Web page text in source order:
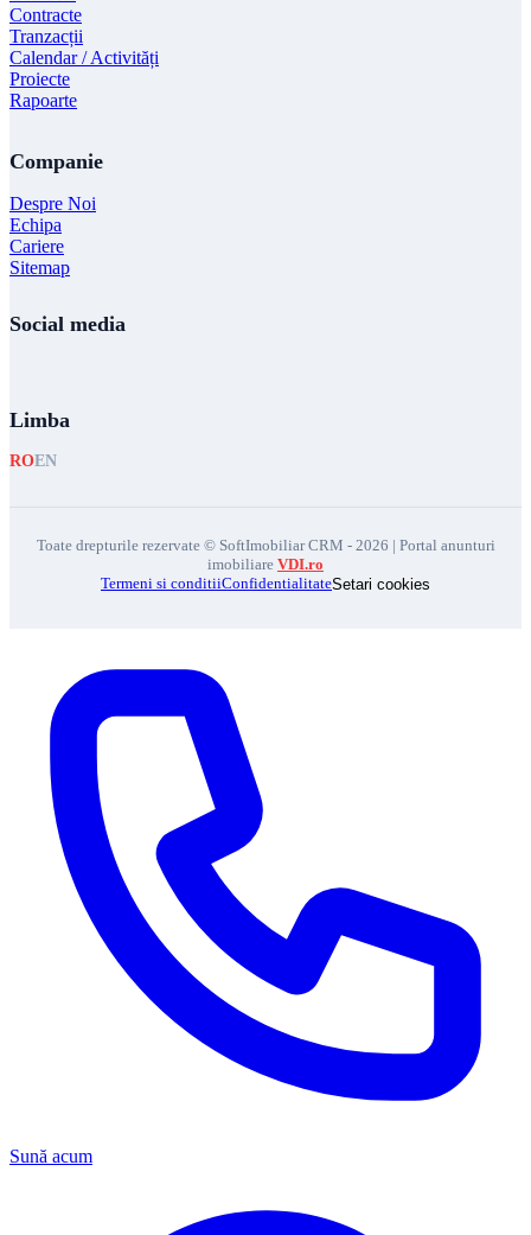
Contracte
Tranzacții
Calendar / Activități
Proiecte
Rapoarte
Companie
Despre Noi
Echipa
Cariere
Sitemap
Social media
Limba
ROEN
Toate drepturile rezervate © SoftImobiliar CRM - 2026 | Portal anunturi
imobiliare VDI.ro
Termeni si conditiiConfidentialitateSetari cookies
Sună acum